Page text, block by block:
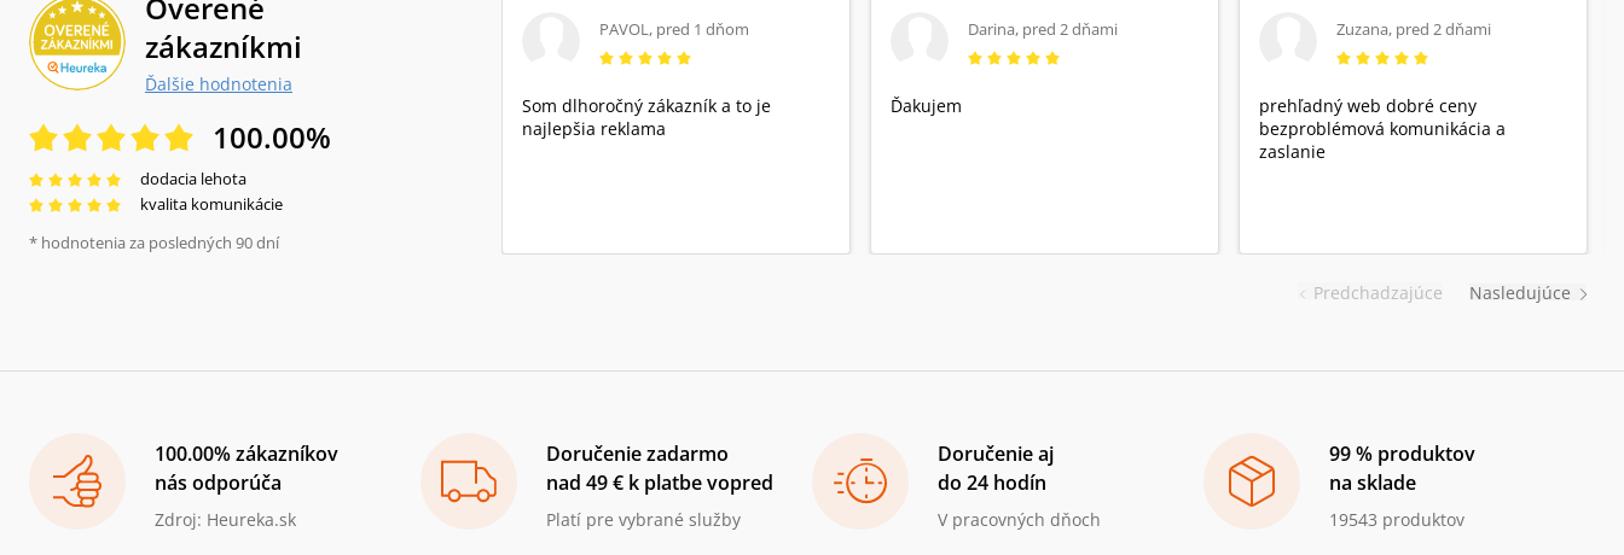
Overené
zákazníkmi
Ďalšie hodnotenia
100.00%
dodacia lehota
kvalita komunikácie
* hodnotenia za posledných 90 dní
Predchadzajúce
PAVOL, pred 1 dňom
Som dlhoročný zákazník a to je
najlepšia reklama
Darina, pred 2 dňami
Ďakujem
Zuzana, pred 2 dňami
prehľadný web dobré ceny
bezproblémová komunikácia a
zaslanie
Nasledujúce
100.00% zákazníkov
nás odporúča
Zdroj: Heureka.sk
Doručenie zadarmo
nad 49 € k platbe vopred
Platí pre vybrané služby
Doručenie aj
do 24 hodín
V pracovných dňoch
99 % produktov
na sklade
19543 produktov